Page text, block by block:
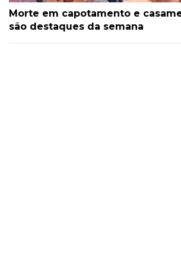
Morte em capotamento e
são destaques da semana